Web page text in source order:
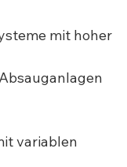
mit hoher
variablen